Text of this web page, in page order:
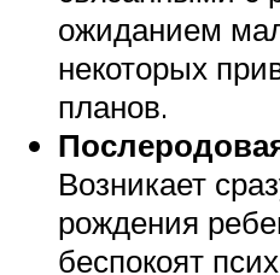
ожиданием
некоторых
планов.
Возникает
рождения
беспокоят